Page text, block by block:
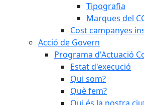
Tipografia
Marques del
Cost campanyes
Acció de Govern
Programa d'Actuació
Estat d'execució
Qui som?
Què fem?